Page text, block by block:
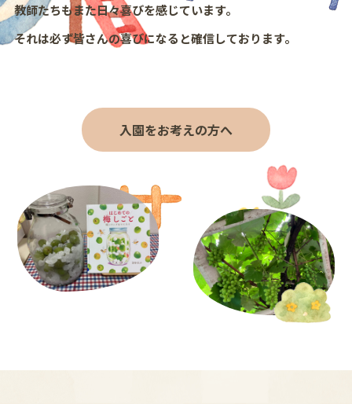
教師たちもまた日々喜びを感じています。
それは必ず皆さんの喜びになると確信しております。
入園をお考えの方へ